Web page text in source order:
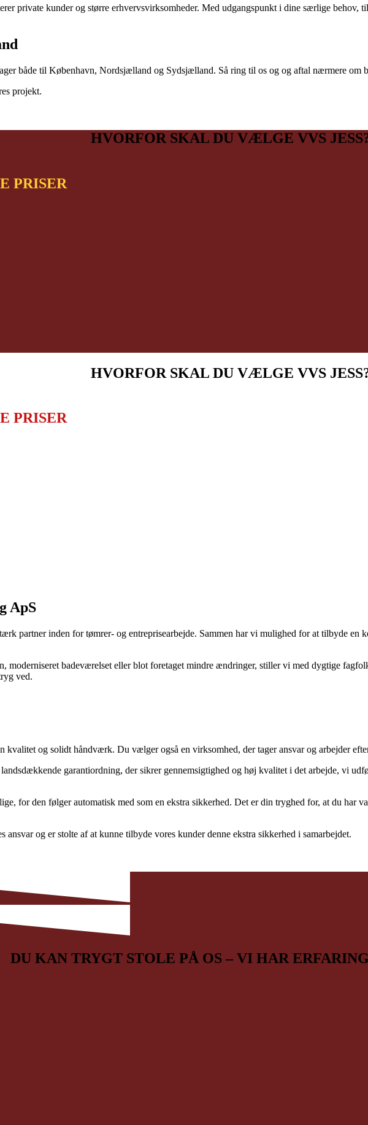
private kunder og større erhvervsvirksomheder. Med udgangspunkt i dine særlige
både til København, Nordsjælland og Sydsjælland. Så ring til os og og aftal nærmere om
projekt.
HVORFOR SKAL DU VÆLGE VVS
PRISER
HVORFOR SKAL DU VÆLGE VVS
PRISER
ApS
partner inden for tømrer- og entreprisearbejde. Sammen har vi mulighed for at tilbyde
moderniseret badeværelset eller blot foretaget mindre ændringer, stiller vi med dygtige
ved.
og solidt håndværk. Du vælger også en virksomhed, der tager ansvar og arbejder efter
garantiordning, der sikrer gennemsigtighed og høj kvalitet i det arbejde, vi
for den følger automatisk med som en ekstra sikkerhed. Det er din tryghed for, at du har
ansvar og er stolte af at kunne tilbyde vores kunder denne ekstra sikkerhed i samarbejdet.
DU KAN TRYGT STOLE PÅ OS – VI HAR